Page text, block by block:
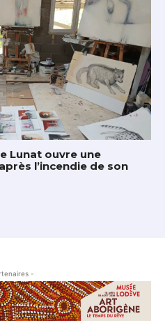
Lunat ouvre une
l’incendie de son
-